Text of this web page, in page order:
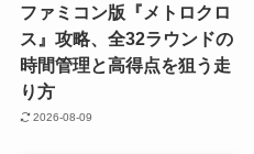
ファミコン版『メトロクロ
ス』攻略、全32ラウンドの
時間管理と高得点を狙う走
り方
2026-08-09